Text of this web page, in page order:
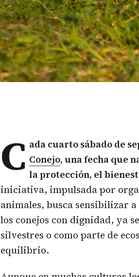
C ada cuarto sábado de
Conejo, una fecha que
la protección, el
iniciativa, impulsada por
animales, busca sensibilizar
los conejos con dignidad, ya
silvestres o como parte de
equilibrio.